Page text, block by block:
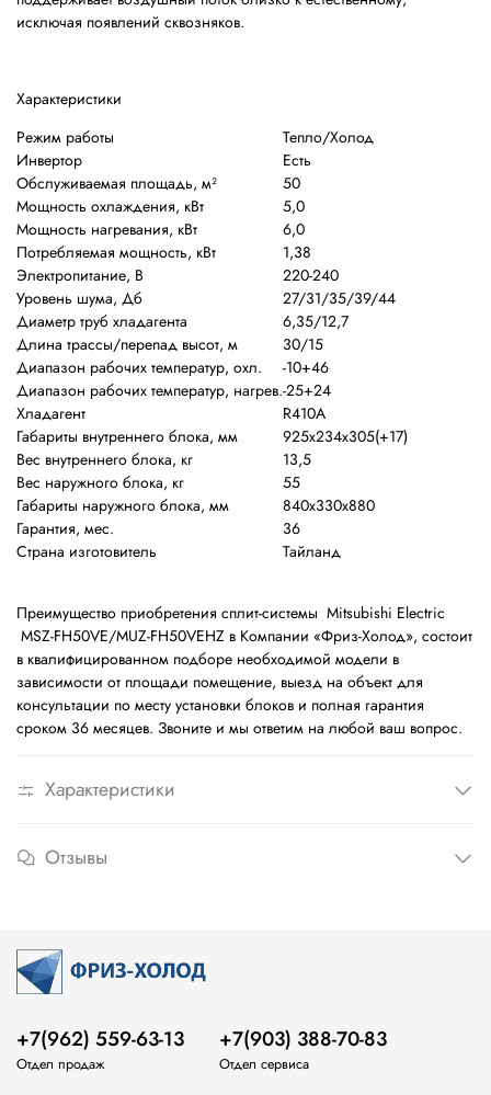
исключая появлений сквозняков.
Характеристики
Режим работы
Тепло/Холод
Инвертор
Есть
Обслуживаемая площадь, м²
50
Мощность охлаждения, кВт
5,0
Мощность нагревания, кВт
6,0
Потребляемая мощность, кВт
1,38
Электропитание, В
220-240
Уровень шума, Дб
27/31/35/39/44
Диаметр труб хладагента
6,35/12,7
Длина трассы/перепад высот, м
30/15
Диапазон рабочих температур, охл.
-10+46
Диапазон рабочих температур, нагрев.-25+24
Хладагент
R410A
Габариты внутреннего блока, мм
925х234х305(+17)
Вес внутреннего блока, кг
13,5
Вес наружного блока, кг
55
Габариты наружного блока, мм
840х330х880
Гарантия, мес.
36
Страна изготовитель
Тайланд
Преимущество приобретения сплит-системы Mitsubishi Electric
MSZ-FH50VE/MUZ-FH50VEHZ в Компании «Фриз-Холод», состоит
в квалифицированном подборе необходимой модели в
зависимости от площади помещение, выезд на объект для
консультации по месту установки блоков и полная гарантия
сроком 36 месяцев. Звоните и мы ответим на любой ваш вопрос.
Характеристики
Отзывы
+7(962) 559-63-13
Отдел продаж
+7(903) 388-70-83
Отдел сервиса